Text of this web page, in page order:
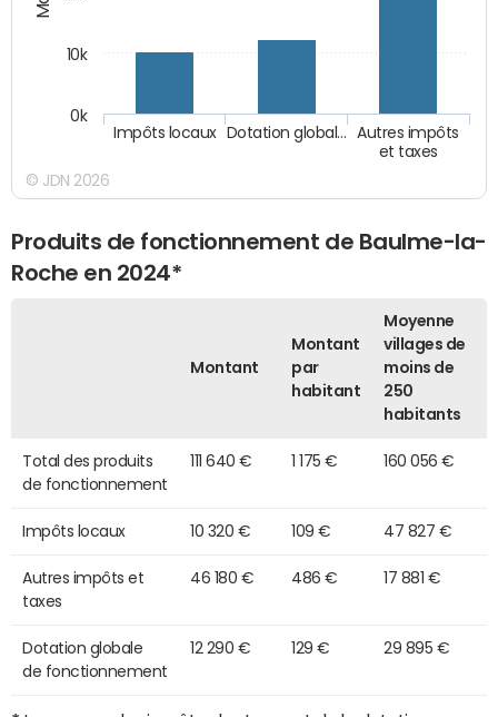
Autres impôts
et taxes
Dotation global…
Impôts locaux
0k
10k
© JDN 2026
Produits de fonctionnement de Baulme-la-
Roche en 2024*
Montant
Montant
par
habitant
Moyenne
villages de
moins de
250
habitants
Total des produits
de fonctionnement
111 640 € 1 175 € 160 056 €
Impôts locaux 10 320 € 109 € 47 827 €
Autres impôts et
taxes
46 180 € 486 € 17 881 €
Dotation globale
de fonctionnement
12 290 € 129 € 29 895 €